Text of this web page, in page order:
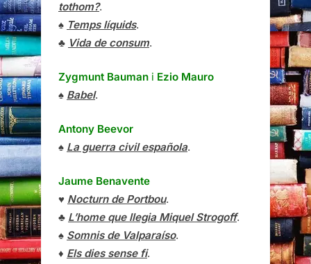
tothom?.
♠ Temps líquids.
♣ Vida de consum.
Zygmunt Bauman i Ezio Mauro
♠ Babel.
Antony Beevor
♠ La guerra civil española.
Jaume Benavente
♥ Nocturn de Portbou.
♣ L’home que llegia Miquel Strogoff.
♠ Somnis de Valparaíso.
♦ Els dies sense fi.